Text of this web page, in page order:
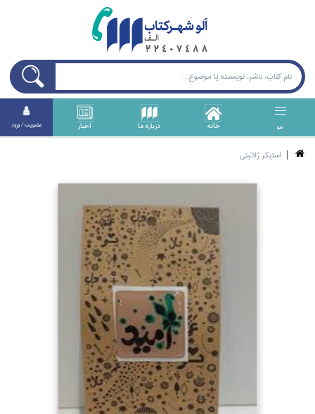
منو خانه درباره ما اخبار عضويت / ورود
استيكر ژلاتيني